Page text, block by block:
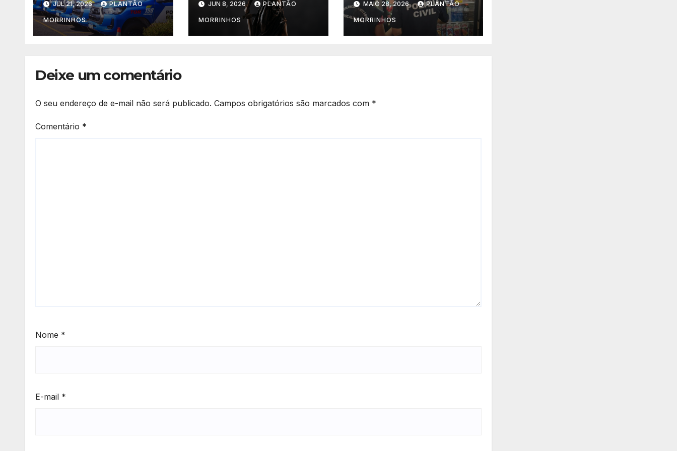
suspeito fugiu
JUL 21, 2026 PLANTÃO
MORRINHOS
a mais de 43 anos
de prisão em caso
de feminicídio da
JUN 8, 2026 PLANTÃO
MORRINHOS
impróprios para
consumo em
supermercado de
MAIO 28, 2026 PLANTÃO
MORRINHOS
Deixe um comentário
O seu endereço de e-mail não será publicado. Campos obrigatórios são marcados com *
Comentário *
Nome *
E-mail *